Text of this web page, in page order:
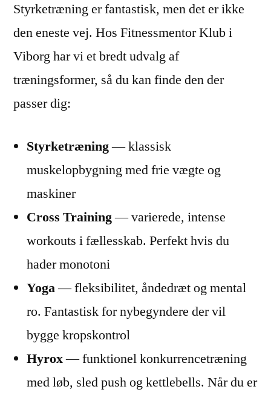
Styrketræning er fantastisk, men det er ikke
den eneste vej. Hos Fitnessmentor Klub i
Viborg har vi et bredt udvalg af
træningsformer, så du kan finde den der
passer dig:
Styrketræning— klassisk
muskelopbygning med frie vægte og
maskiner
Cross Training— varierede, intense
workouts i fællesskab. Perfekt hvis du
hader monotoni
Yoga— fleksibilitet, åndedræt og mental
ro. Fantastisk for nybegyndere der vil
bygge kropskontrol
Hyrox— funktionel konkurrencetræning
med løb, sled push og kettlebells. Når du er